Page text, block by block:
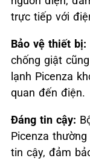
trực tiếp với
Bảo vệ thiết bị:
chống giật
lạnh Picenza
quan đến điện.
Đáng tin cậy:
Picenza
tin cậy, đảm